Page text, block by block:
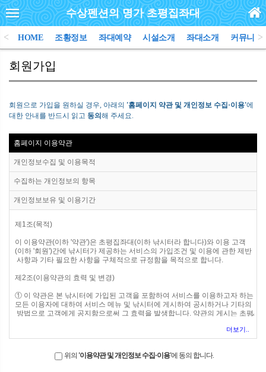
수상펜션의 명가 초평집좌대
< HOME 조황정보 좌대예약 시설소개 좌대소개 커뮤니티
>
회원가입
회원으로 가입을 원하실 경우, 아래의 '홈페이지 약관 및 개인정보 수집·이용'에
대한 안내를 반드시 읽고 동의 해 주세요.
홈페이지 이용약관
개인정보수집 및 이용목적
수집하는 개인정보의 항목
개인정보보유 및 이용기간
더보기..
위의 '이용약관 및 개인정보 수집·이용'에 동의 합니다.